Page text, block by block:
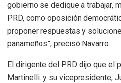
gobierno se dedique a trabajar,
PRD, como oposición
proponer respuestas y
panameños”, precisó Navarro.
El dirigente del PRD dijo que el
Martinelli, y su vicepresidente,